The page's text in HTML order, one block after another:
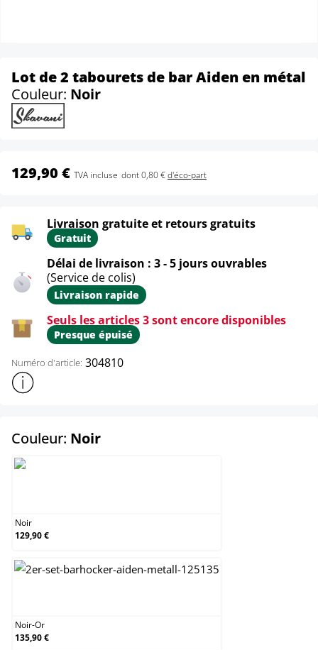
Lot de 2 tabourets de bar Aiden en métal
Couleur: Noir
129,90 € TVA incluse dont 0,80 €d'éco-part
Livraison gratuite et retours gratuits
Gratuit
Délai de livraison : 3 - 5 jours ouvrables
(Service de colis)
Livraison rapide
Seuls les articles 3 sont encore disponibles
Presque épuisé
Numéro d'article: 304810
Afficher plus d'informations sur le produit
Couleur: Noirselect
Noir
129,90 €
Noir-Or
135,90 €